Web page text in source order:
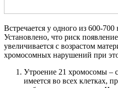
Встречается у одного из 600-
Установлено, что риск
увеличивается с возрастом
хромосомных нарушений при
Утроение 21 хромосомы –
имеется во всех клетках,